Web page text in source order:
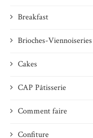
Breakfast
Brioches-Viennoiseries
Cakes
CAP Pâtisserie
Comment faire
Confiture